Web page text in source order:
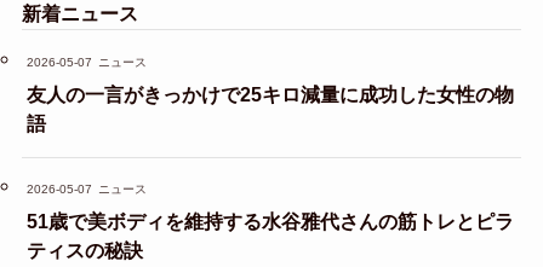
新着ニュース
2026-05-07 ニュース
友人の一言がきっかけで25キロ減量に成功した女性の物
語
2026-05-07 ニュース
51歳で美ボディを維持する水谷雅代さんの筋トレとピラ
ティスの秘訣